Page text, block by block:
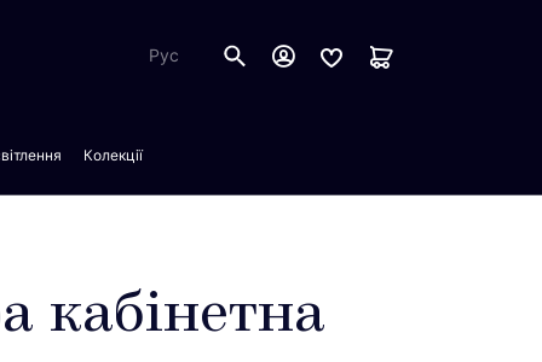
Рус
Колекції
кабінетна